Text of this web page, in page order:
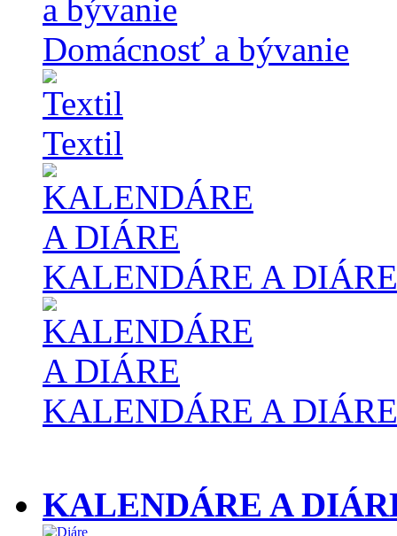
Domácnosť a bývanie
Textil
KALENDÁRE A DIÁRE
KALENDÁRE A DIÁRE
KALENDÁRE A